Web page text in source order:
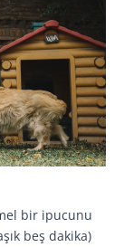
bir ipucunu
beş dakika)